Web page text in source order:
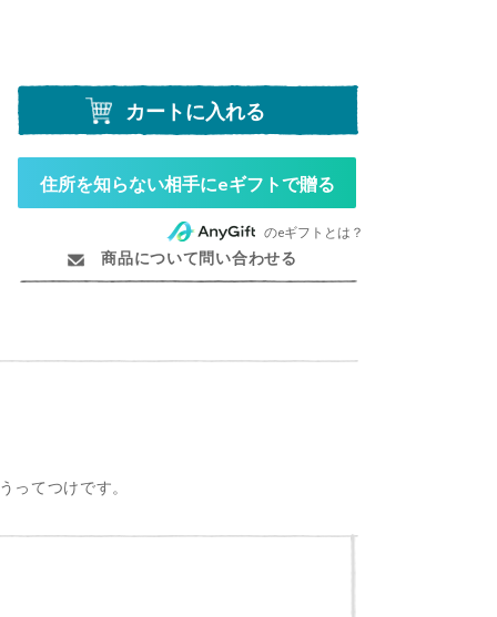
カートに入れる
住所を知らない相手にeギフトで贈る
のeギフトとは？
商品について問い合わせる
てつけです。